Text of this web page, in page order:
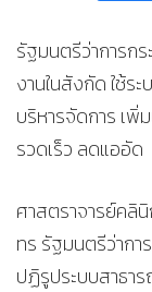
รัฐมนตรีว่าการก
งานในสังกัด ใช้ร
บริหารจัดการ เพิ่
รวดเร็ว ลดแออัด
ศาสตราจารย์คลิ
ทร รัฐมนตรีว่ากา
ปฏิรูประบบสาธา